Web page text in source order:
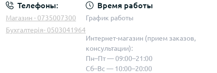
Телефоны:
Магазин - 0735007300
Бухгалтерія- 0503041964
Время работы
График работы
Интернет-магазин (прием заказов,
консультации):
Пн–Пт — 09:00–21:00
Сб–Вс — 10:00–20:00